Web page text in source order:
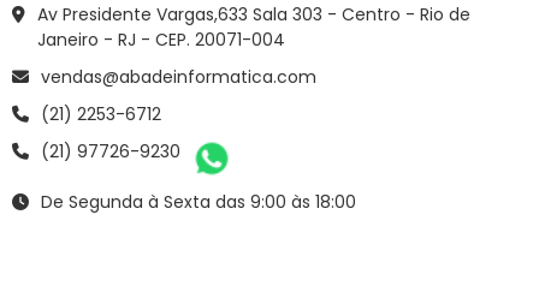
Av Presidente Vargas,633 Sala 303 - Centro - Rio de
Janeiro - RJ - CEP. 20071-004
vendas@abadeinformatica.com
(21) 2253-6712
(21) 97726-9230
De Segunda à Sexta das 9:00 às 18:00